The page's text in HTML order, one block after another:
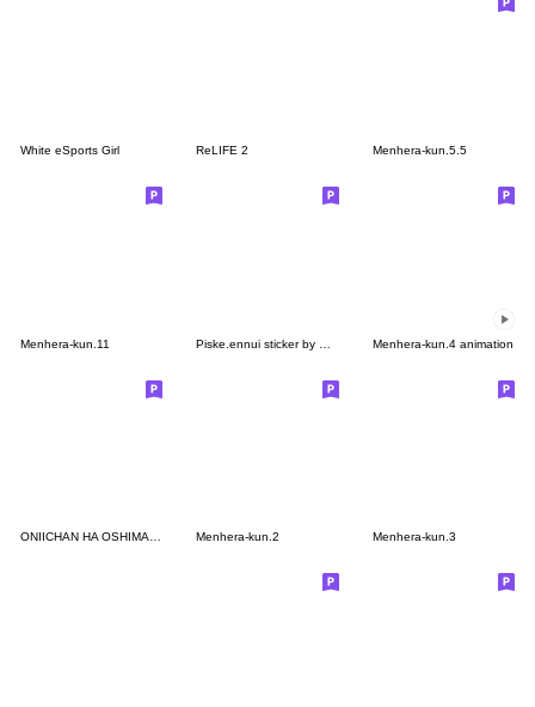
White eSports Girl ReLIFE 2 Menhera-kun.5.5
Menhera-kun.11 Menhera-kun.4 animation
Menhera-kun.2 Menhera-kun.3